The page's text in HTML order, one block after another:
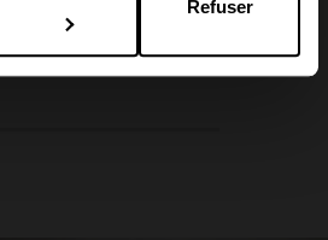
Refuser
Cron Noom 40